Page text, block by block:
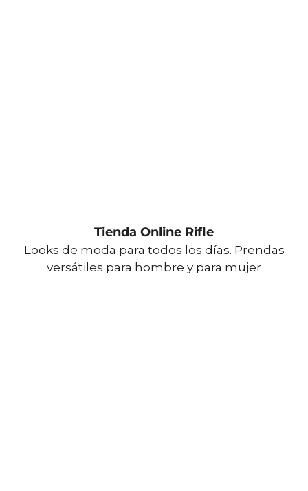
Tienda Online Rifle
Looks de moda para todos los días. Prendas
versátiles para hombre y para mujer